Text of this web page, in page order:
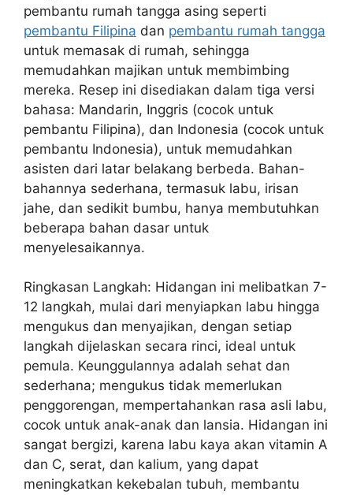
pembantu rumah tangga asing seperti
pembantu Filipina dan pembantu rumah tangga
untuk memasak di rumah, sehingga
memudahkan majikan untuk membimbing
mereka. Resep ini disediakan dalam tiga versi
bahasa: Mandarin, Inggris (cocok untuk
pembantu Filipina), dan Indonesia (cocok untuk
pembantu Indonesia), untuk memudahkan
asisten dari latar belakang berbeda. Bahan-
bahannya sederhana, termasuk labu, irisan
jahe, dan sedikit bumbu, hanya membutuhkan
beberapa bahan dasar untuk
menyelesaikannya.
Ringkasan Langkah: Hidangan ini melibatkan 7-
12 langkah, mulai dari menyiapkan labu hingga
mengukus dan menyajikan, dengan setiap
langkah dijelaskan secara rinci, ideal untuk
pemula. Keunggulannya adalah sehat dan
sederhana; mengukus tidak memerlukan
penggorengan, mempertahankan rasa asli labu,
cocok untuk anak-anak dan lansia. Hidangan ini
sangat bergizi, karena labu kaya akan vitamin A
dan C, serat, dan kalium, yang dapat
meningkatkan kekebalan tubuh, membantu